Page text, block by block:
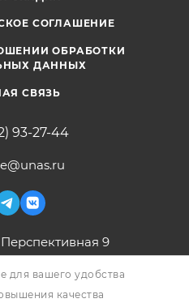
СОГЛАШЕНИЕ
ОБРАБОТКИ
ДАННЫХ
СВЯЗЬ
93-27-44
Перспективная 9
для вашего удобства
качества